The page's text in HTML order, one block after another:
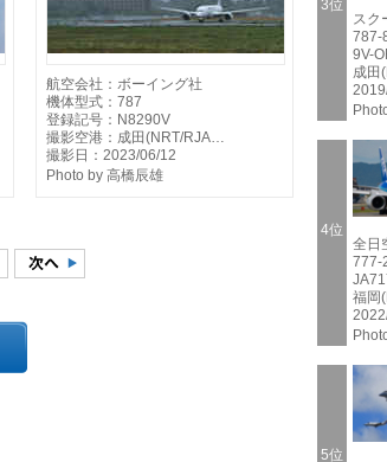
航空会社：ボーイング社
機体型式：787
登録記号：N8290V
撮影空港：成田(NRT/RJA…
撮影日：2023/06/12
Photo by 高橋辰雄
3位
スク
787-
9V-
成田
4位
全日
777-
福岡
5位